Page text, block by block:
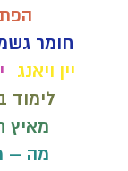
חומר
יין ויאנג
לימוד
מאיץ
מה –